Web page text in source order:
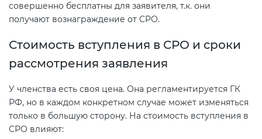
совершенно бесплатны для заявителя, т.к. они
получают вознаграждение от СРО.
Стоимость вступления в СРО и сроки
рассмотрения заявления
У членства есть своя цена. Она регламентируется ГК
РФ, но в каждом конкретном случае может изменяться
только в большую сторону. На стоимость вступления в
СРО влияют: